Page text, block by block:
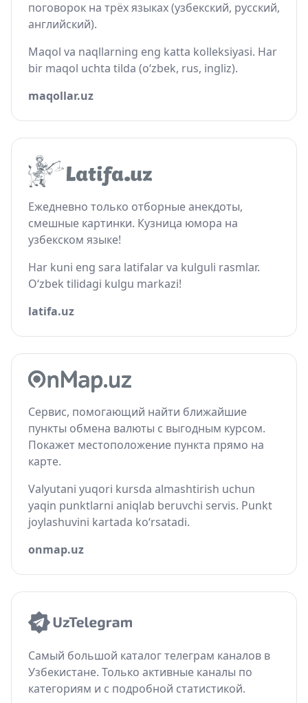
поговорок на трёх языках (узбекский, русский,
английский).
Maqol va naqllarning eng katta kolleksiyasi. Har
bir maqol uchta tilda (o‘zbek, rus, ingliz).
maqollar.uz
Ежедневно только отборные анекдоты,
смешные картинки. Кузница юмора на
узбекском языке!
Har kuni eng sara latifalar va kulguli rasmlar.
O‘zbek tilidagi kulgu markazi!
latifa.uz
Сервис, помогающий найти ближайшие
пункты обмена валюты с выгодным курсом.
Покажет местоположение пункта прямо на
карте.
Valyutani yuqori kursda almashtirish uchun
yaqin punktlarni aniqlab beruvchi servis. Punkt
joylashuvini kartada ko‘rsatadi.
onmap.uz
Самый большой каталог телеграм каналов в
Узбекистане. Только активные каналы по
категориям и с подробной статистикой.